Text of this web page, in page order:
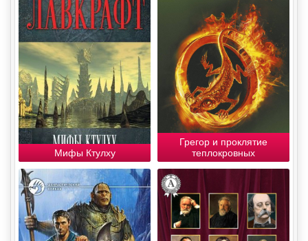
Мифы Ктулху
Грегор и проклятие
теплокровных